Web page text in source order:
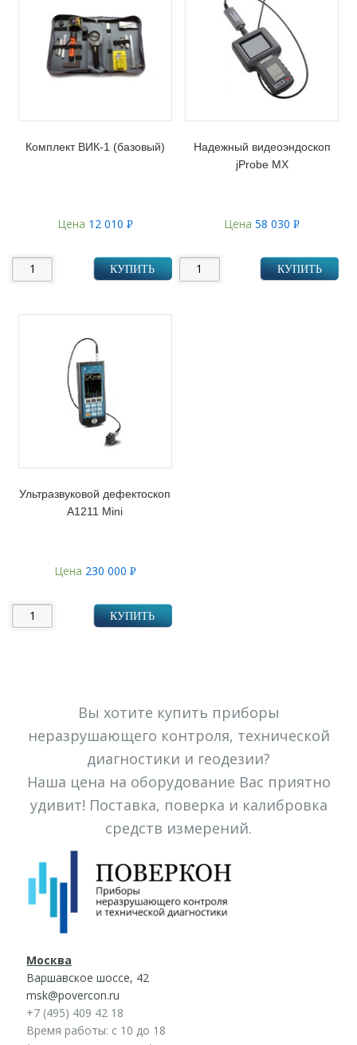
Комплект ВИК-1 (базовый)
Цена 12 010 Р
КУПИТЬ
Надежный видеоэндоскоп
jProbe MX
Цена58 030Р
КУПИТЬ
Ультразвуковой дефектоскоп
А1211 Mini
Цена 230 000 Р
КУПИТЬ
Вы хотите купить приборы
неразрушающего контроля, технической
диагностики и геодезии?
Наша цена на оборудование Вас приятно
удивит! Поставка, поверка и калибровка
средств измерений.
Москва
Варшавское шоссе, 42
msk@povercon.ru
+7 (495) 409 42 18
Время работы: с 10 до 18